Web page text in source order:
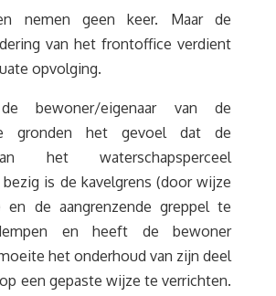
nemen geen keer. Maar de
van het frontoffice verdient
opvolging.
bewoner/eigenaar van de
gronden het gevoel dat de
het waterschapsperceel
is de kavelgrens (door wijze
en de aangrenzende greppel te
dempen en heeft de bewoner
het onderhoud van zijn deel
een gepaste wijze te verrichten.